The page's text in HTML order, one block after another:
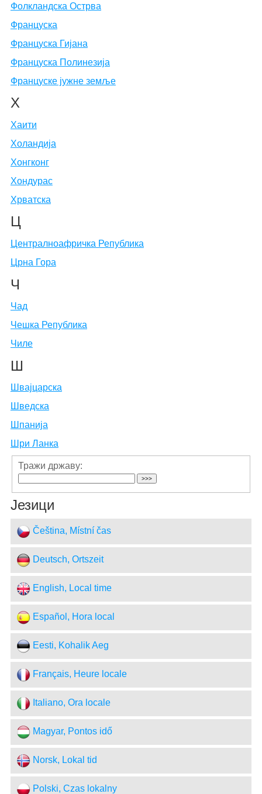
Фолкландска Острва
Француска
Француска Гијана
Француска Полинезија
Француске јужне земље
Х
Хаити
Холандија
Хонгконг
Хондурас
Хрватска
Ц
Централноафричка Република
Црна Гора
Ч
Чад
Чешка Република
Чиле
Ш
Швајцарска
Шведска
Шпанија
Шри Ланка
Тражи државу:
Језици
Čeština, Místní čas
Deutsch, Ortszeit
English, Local time
Español, Hora local
Eesti, Kohalik Aeg
Français, Heure locale
Italiano, Ora locale
Magyar, Pontos idő
Norsk, Lokal tid
Polski, Czas lokalny